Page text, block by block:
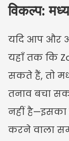
विकल्प:
यदि आप और
यहाँ तक कि
सकते हैं, तो
तनाव बचा
नहीं
करने वाला